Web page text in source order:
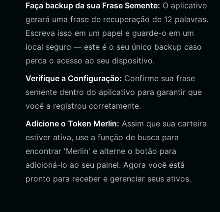
Faça backup da sua Frase Semente: O aplicativo
gerará uma frase de recuperação de 12 palavras.
Escreva isso em um papel e guarde-o em um
local seguro — este é o seu único backup caso
perca o acesso ao seu dispositivo.
Verifique a Configuração: Confirme sua frase
semente dentro do aplicativo para garantir que
você a registrou corretamente.
Adicione o Token Merlin: Assim que sua carteira
estiver ativa, use a função de busca para
encontrar 'Merlin' e alterne o botão para
adicioná-lo ao seu painel. Agora você está
pronto para receber e gerenciar seus ativos.